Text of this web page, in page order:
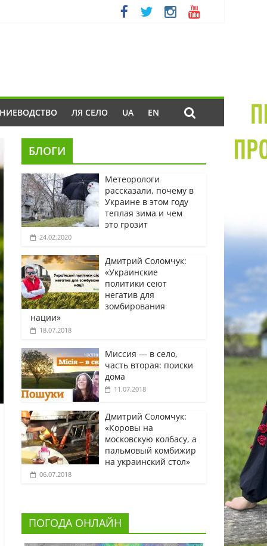
ЛЯ СЕЛО UA EN
БЛОГИ
Метеорологи
рассказали, почему в
Украине в этом году
теплая зима и чем
это грозит
24.02.2020
Дмитрий Соломчук:
«Украинские
политики сеют
негатив для
зомбирования
нации»
18.07.2018
Миссия — в село,
часть вторая: поиски
дома
11.07.2018
Дмитрий Соломчук:
«Коровы на
московскую колбасу, а
пальмовый комбижир
на украинский стол»
06.07.2018
ПОГОДА ОНЛАЙН